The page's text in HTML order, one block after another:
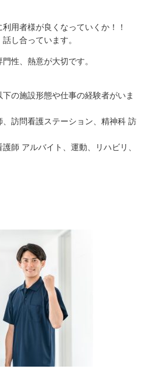
用者様が良くなっていくか！！
し合っています。
性、熱意が大切です。
の施設形態や仕事の経験者がいま
訪問看護ステーション、精神科 訪
師 アルバイト、運動、リハビリ、